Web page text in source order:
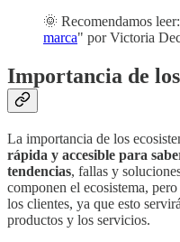
🌞 Recomendamos
marca" por Victoria
Importancia de
La importancia de los
rápida y accesible para
tendencias, fallas y
componen el ecosistema,
los clientes, ya que esto
productos y los servicios.